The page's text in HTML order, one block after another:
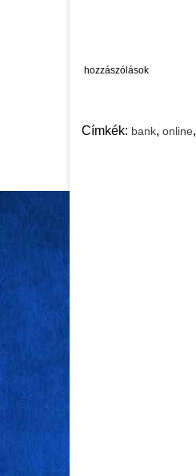
hozzászólások
Címkék: bank, online,